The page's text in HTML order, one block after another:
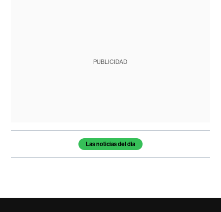
PUBLICIDAD
Temas de este artículoLas noticias del día